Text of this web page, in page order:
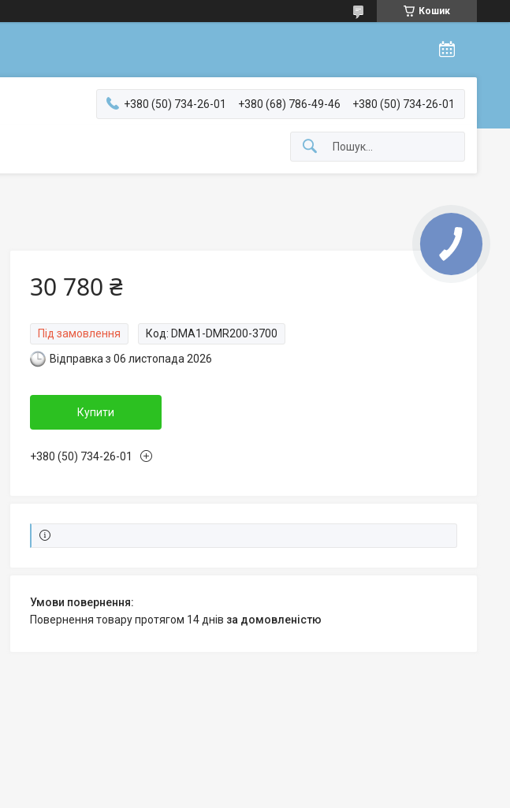
Кошик
+380 (50) 734-26-01 +380 (68) 786-49-46 +380 (50) 734-26-01
30 780 ₴
Під замовлення Код: DMA1-DMR200-3700
Відправка з 06 листопада 2026
Купити
+380 (50) 734-26-01
повернення товару протягом 14 днів за домовленістю